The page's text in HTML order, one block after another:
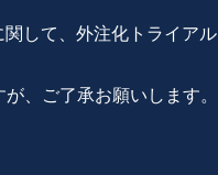
して、外注化トライアル
、ご了承お願いします。